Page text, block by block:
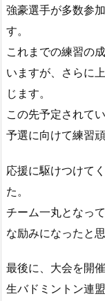
強豪選手が多数参
す。
これまでの練習の
いますが 、さらに
じます。
この先予定されて
予選に向けて練習
応援に駆けつけて
た。
チーム一丸となって
な励みになったと思
最後に、大会を開催
生バドミントン連